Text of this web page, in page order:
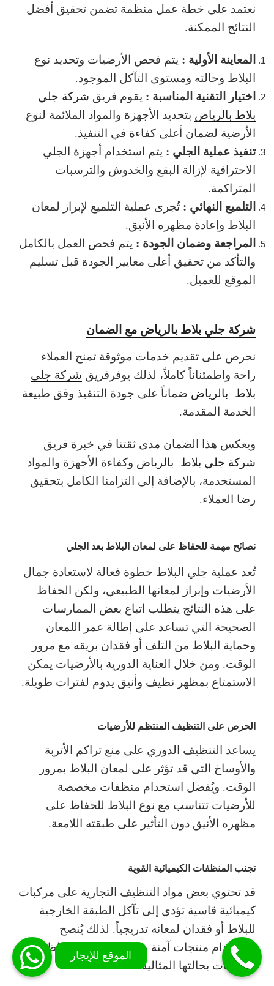
نعتمد على خطة عمل منظمة تضمن تحقيق أفضل
النتائج الممكنة.
المعاينة الأولية : يتم فحص الأرضيات وتحديد نوع
البلاط وحالته ومستوى التآكل الموجود.
اختيار التقنية المناسبة : يقوم فريق شركة جلي
بلاط بالرياض بتحديد الأجهزة والمواد الملائمة لنوع
الأرضية لضمان أعلى كفاءة في التنفيذ.
تنفيذ عملية الجلي : يتم استخدام أجهزة الجلي
الاحترافية لإزالة البقع والخدوش والترسبات
المتراكمة.
التلميع النهائي :تُجرى عملية التلميع لإبراز لمعان
البلاط وإعادة مظهره الأنيق.
المراجعة وضمان الجودة : يتم فحص العمل بالكامل
والتأكد من تحقيق أعلى معايير الجودة قبل تسليم
الموقع للعميل.
شركة جلي بلاط بالرياض مع الضمان
نحرص على تقديم خدمات موثوقة تمنح العملاء
راحة واطمئناناً كاملاً، لذلك يوفرفريق شركة جلي
بلاط بالرياض ضماناً على جودة التنفيذ وفق طبيعة
الخدمة المقدمة.
ويعكس هذا الضمان مدى ثقتنا في خبرة فريق
شركة جلي بلاط بالرياض وكفاءة الأجهزة والمواد
المستخدمة، بالإضافة إلى التزامنا الكامل بتحقيق
رضا العملاء.
نصائح مهمة للحفاظ على لمعان البلاط بعد الجلي
تُعد عملية جلي البلاط خطوة فعالة لاستعادة جمال
الأرضيات وإبراز لمعانها الطبيعي، ولكن الحفاظ
على هذه النتائج يتطلب اتباع بعض الممارسات
الصحيحة التي تساعد على إطالة عمر اللمعان
وحماية البلاط من التلف أو فقدان بريقه مع مرور
الوقت. ومن خلال العناية الدورية بالأرضيات يمكن
الاستمتاع بمظهر نظيف وأنيق يدوم لفترات طويلة.
الحرص على التنظيف المنتظم للأرضيات
يساعد التنظيف الدوري على منع تراكم الأتربة
والأوساخ التي قد تؤثر على لمعان البلاط بمرور
الوقت. ويُفضل استخدام منظفات مخصصة
للأرضيات تتناسب مع نوع البلاط للحفاظ على
مظهره الأنيق دون التأثير على طبقته اللامعة.
تجنب المنظفات الكيميائية القوية
قد تحتوي بعض مواد التنظيف التجارية على مركبات
كيميائية قاسية تؤدي إلى تآكل الطبقة الخارجية
للبلاط أو فقدان لمعانه تدريجياً. لذلك يُنصح
باستخدام منتجات آمنة وعالية الجودة للحفاظ على
الأرضيات بحالتها المثالية.